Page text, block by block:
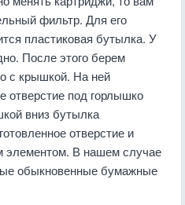
фильтр. Для его
пластиковая бутылка. У
После этого берем
с крышкой. На ней
отверстие под горлышко
вниз бутылка
отверстие и
элементом. В нашем случае
обыкновенные бумажные